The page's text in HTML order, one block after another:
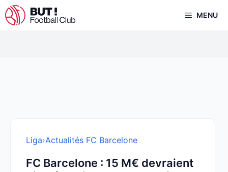
Aller
au
MENU
Liga›Actualités FC Barcelone
FC Barcelone : 15 M€ devraient